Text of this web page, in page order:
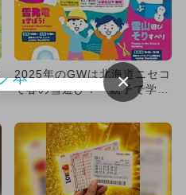
2025年のGWは北海道ニセコ
で春の雪遊び！ 親子で学べ
る「SNOW SPRIN...
×